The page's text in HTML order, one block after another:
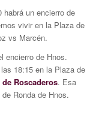
un encierro de
vivir en la Plaza de
vs Marcén.
encierro de Hnos.
18:15 en la Plaza de
Roscaderos. Esa
Ronda de Hnos.